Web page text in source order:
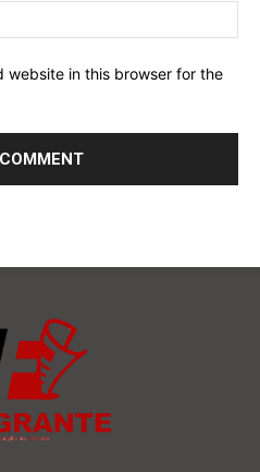
website in this browser for the